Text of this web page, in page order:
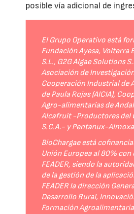
posible vía adicional de
El Grupo Operativo está
Fundación Ayesa, Volterra
S.L., G2G Algae Solutions
Asociación de
Cooperación Industrial de
de Paula Rojas (AICIA),
Agro-alimentarias de
Alcafruit -Productores del
S.C.A.- y Pentanux-
BioChargae está
Unión Europea al 80% con
FEADER, siendo la
de la gestión de la
FEADER la dirección
Desarrollo Rural,
Formación